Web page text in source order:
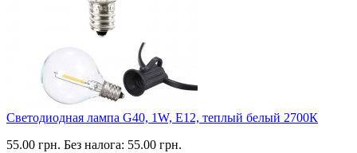
Светодиодная лампа G40, 1W, Е12, теплый белый 2700К
55.00 грн. Без налога: 55.00 грн.